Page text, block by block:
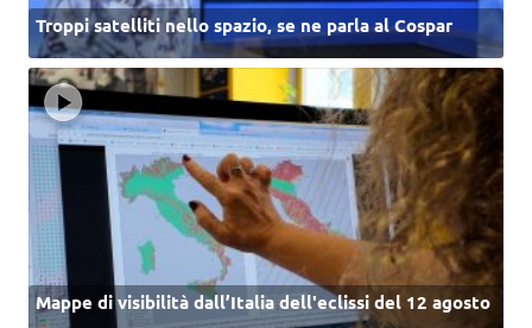
Troppi satelliti nello spazio, se ne parla al Cospar
Mappe di visibilità dall’Italia dell'eclissi del 12 agosto